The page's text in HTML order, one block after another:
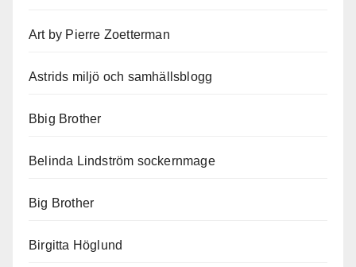
Art by Pierre Zoetterman
Astrids miljö och samhällsblogg
Bbig Brother
Belinda Lindström sockernmage
Big Brother
Birgitta Höglund